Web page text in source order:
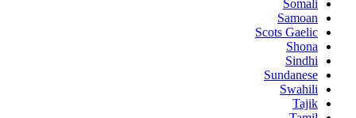
Somali
Samoan
Scots Gaelic
Shona
Sindhi
Sundanese
Swahili
Tajik